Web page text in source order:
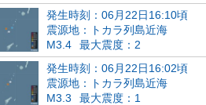
発生時刻：06月22日16:10頃
震源地：トカラ列島近海
M3.4
最大震度：2
発生時刻：06月22日16:02頃
震源地：トカラ列島近海
M3.3
最大震度：1